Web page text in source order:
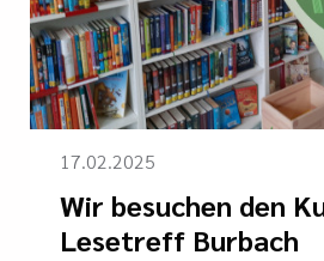
17.02.2025
Wir besuchen den
Lesetreff Burbach